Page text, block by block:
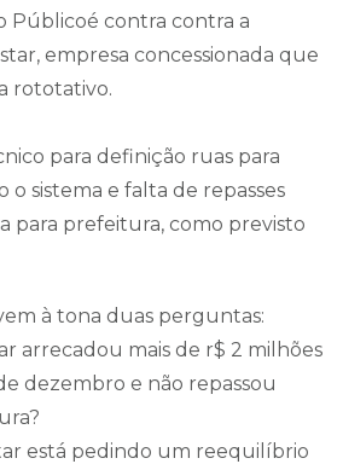
Públicoé contra contra a
empresa concessionada que
rototativo.
para definição ruas para
o sistema e falta de repasses
para prefeitura, como previsto
à tona duas perguntas:
arrecadou mais de r$ 2 milhões
dezembro e não repassou
está pedindo um reequilíbrio